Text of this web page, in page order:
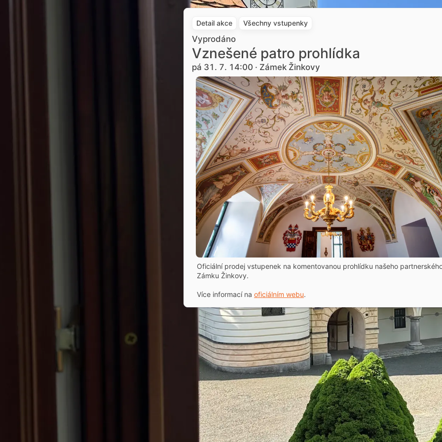
Detail akce Všechny vstupenky
Vyprodáno
Vznešené patro prohlídka
pá 31. 7. 14:00 · Zámek Žinkovy
Oficiální prodej vstupenek na komentovanou prohlídku našeho
Zámku Žinkovy.
Více informací na oficiálním webu.